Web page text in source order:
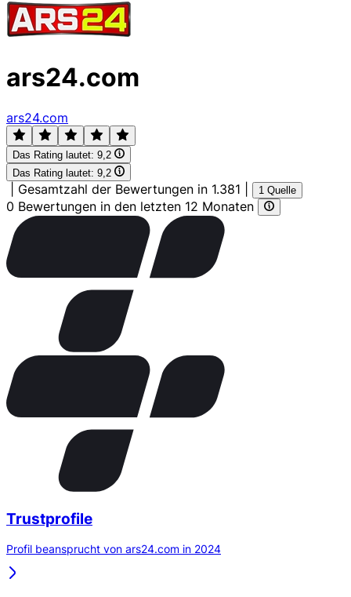
ars24.com
ars24.com
Das Rating lautet: 9,2
Das Rating lautet: 9,2
Gesamtzahl der Bewertungen in 1.381 1 Quelle
0 Bewertungen in den letzten 12 Monaten
Trustprofile
Profil beansprucht von ars24.com in 2024